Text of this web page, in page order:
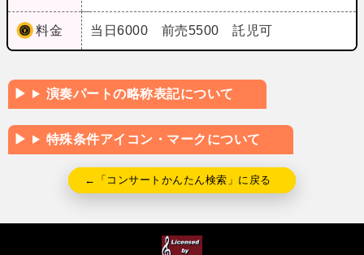
料金 当日6000 前売5500 託児可
演奏パートの略称表記について
特殊条件アイコン・マークについて
←「コンサートかんたん検索」に戻る